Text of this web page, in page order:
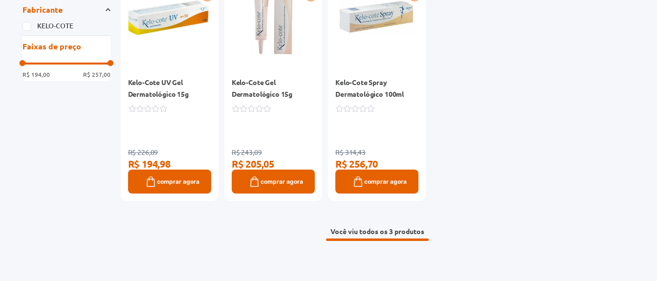
Fabricante
KELO-COTE
Faixas de preço
R$ 194,00 R$ 257,00
Kelo-Cote UV Gel
Dermatológico 15g
R$ 226,09
R$ 194,98
comprar agora
Kelo-Cote Gel
Dermatológico 15g
R$ 243,09
R$ 205,05
comprar agora
Kelo-Cote Spray
Dermatológico 100ml
R$ 314,43
R$ 256,70
comprar agora
Você viu todos os 3